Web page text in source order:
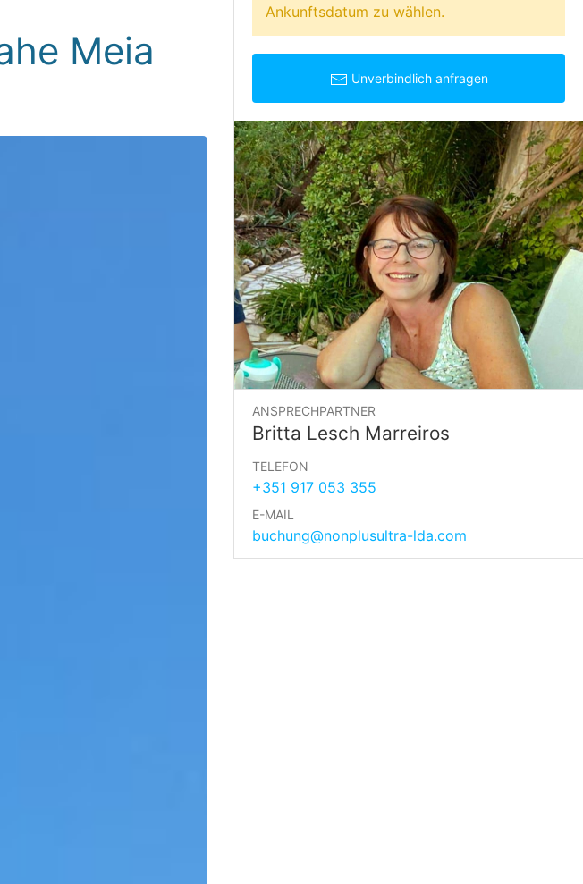
Meia
Ankunftsdatum zu wählen.
Unverbindlich anfragen
ANSPRECHPARTNER
Britta Lesch Marreiros
TELEFON
+351 917 053 355
E-MAIL
buchung@nonplusultra-lda.com